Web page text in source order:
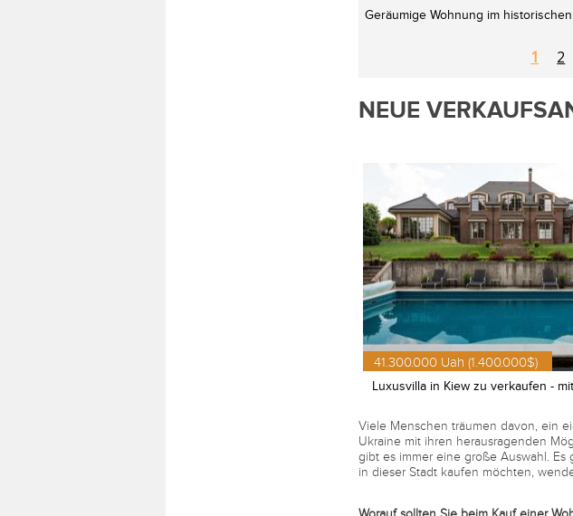
Geräumige Wohnung im
1 2
NEUE
41.300.000 Uah (1.400.000$)
Luxusvilla in Kiew zu verkaufen -
Viele Menschen träumen davon, ein
Ukraine mit ihren herausragenden
gibt es immer eine große Auswahl.
in dieser Stadt kaufen möchten,